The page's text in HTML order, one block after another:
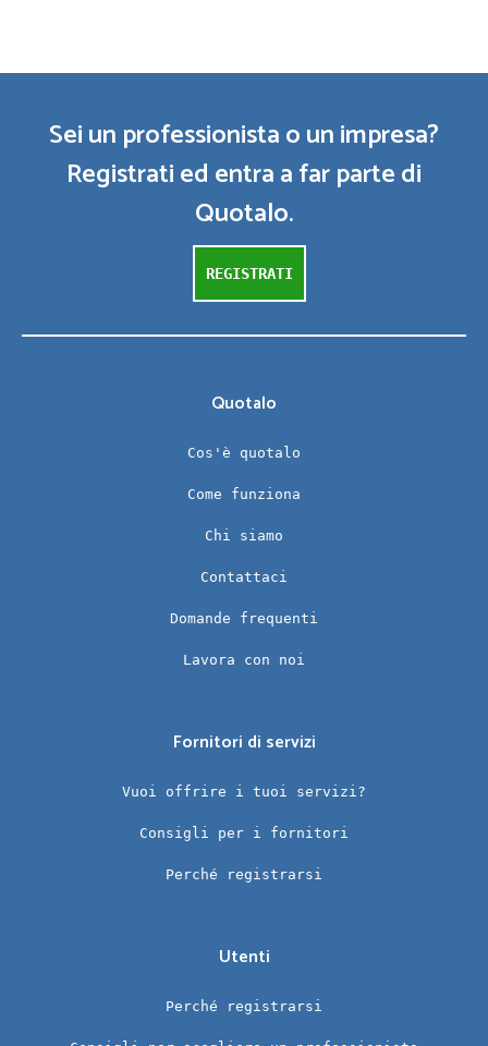
Sei un professionista o un impresa?
Registrati ed entra a far parte di
Quotalo.
REGISTRATI
Quotalo
Cos'è quotalo
Come funziona
Chi siamo
Contattaci
Domande frequenti
Lavora con noi
Fornitori di servizi
Vuoi offrire i tuoi servizi?
Consigli per i fornitori
Perché registrarsi
Utenti
Perché registrarsi